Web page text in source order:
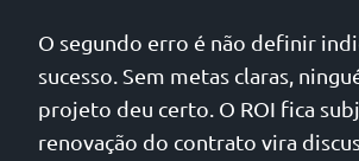
O segundo erro é não definir
sucesso. Sem metas claras,
projeto deu certo. O ROI fica
renovação do contrato vira